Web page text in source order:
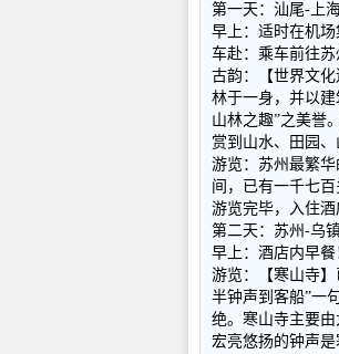
第一天：汕
早上：适时在机
车赴：乘车前往苏
古韵：【世界文
林于一身，并以
山林之趣”之美誉
赏到山水、田园
游览：苏州最繁
间，已有一千七
游览完毕，入住酒
第二天：苏
早上：酒店内早餐
游览：【寒山寺
半钟声到客船”一
绝。寒山寺主要由
宏亮悠扬的钟声